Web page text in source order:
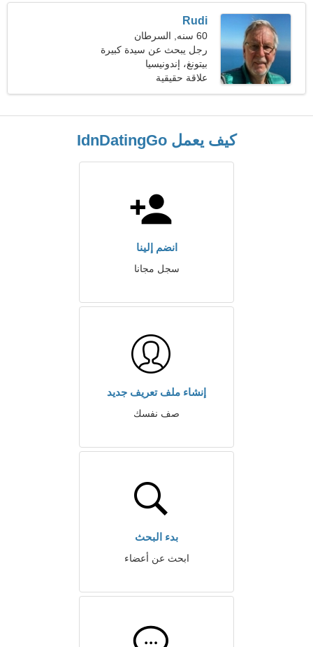
Rudi
60 سنه, السرطان
رجل يبحث عن سيدة كبيرة
بيتونغ، إندونيسيا
علاقة حقيقية
كيف يعمل IdnDatingGo
انضم إلينا
سجل مجانا
إنشاء ملف تعريف جديد
صف نفسك
بدء البحث
ابحث عن أعضاء